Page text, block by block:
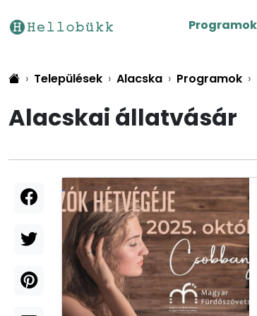
Programok
Települések Alacska Programok
Alacskai állatvásár